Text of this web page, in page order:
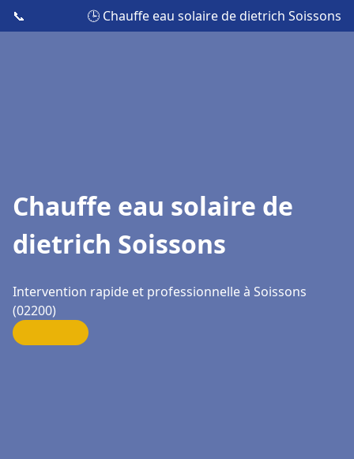
📞 🕒 Chauffe eau solaire de dietrich Soissons
Chauffe eau solaire de
dietrich Soissons
Intervention rapide et professionnelle à Soissons
(02200)